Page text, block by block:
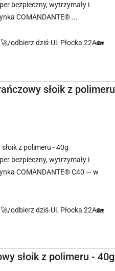
bezpieczny, wytrzymały i
COMANDANTE® ...
odbierz dziś-Ul. Płocka 22A🏡
słoik z polimeru
z polimeru - 40g
bezpieczny, wytrzymały i
COMANDANTE® C40 — w
odbierz dziś-Ul. Płocka 22A🏡
słoik z polimeru - 40g